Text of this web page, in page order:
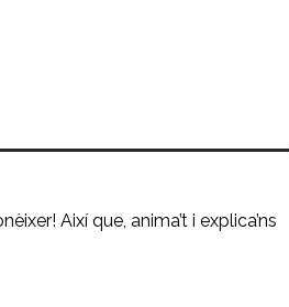
Així que, anima’t i explica’ns